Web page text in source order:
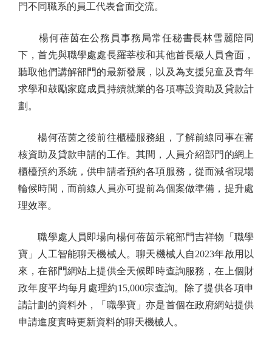
門不同職系的員工代表會面交流。
楊何蓓茵在公務員事務局常任秘書長林雪麗陪同
下，首先與職學處處長羅莘桉和其他首長級人員會面，
聽取他們講解部門的最新發展，以及為支援兒童及青年
求學和鼓勵家庭成員持續就業的各項專設資助及貸款計
劃。
楊何蓓茵之後前往櫃檯服務組，了解前線同事在審
核資助及貸款申請的工作。其間，人員介紹部門的網上
櫃檯預約系統，供申請者預約各項服務，從而減省現場
輪候時間，而前線人員亦可提前為個案做準備，提升處
理效率。
職學處人員即場向楊何蓓茵示範部門吉祥物「職學
寶」人工智能聊天機械人。聊天機械人自2023年啟用以
來，在部門網站上提供全天候即時查詢服務，在上個財
政年度平均每月處理約15,000宗查詢。除了提供各項申
請計劃的資料外，「職學寶」亦是首個在政府網站提供
申請進度實時更新資料的聊天機械人。